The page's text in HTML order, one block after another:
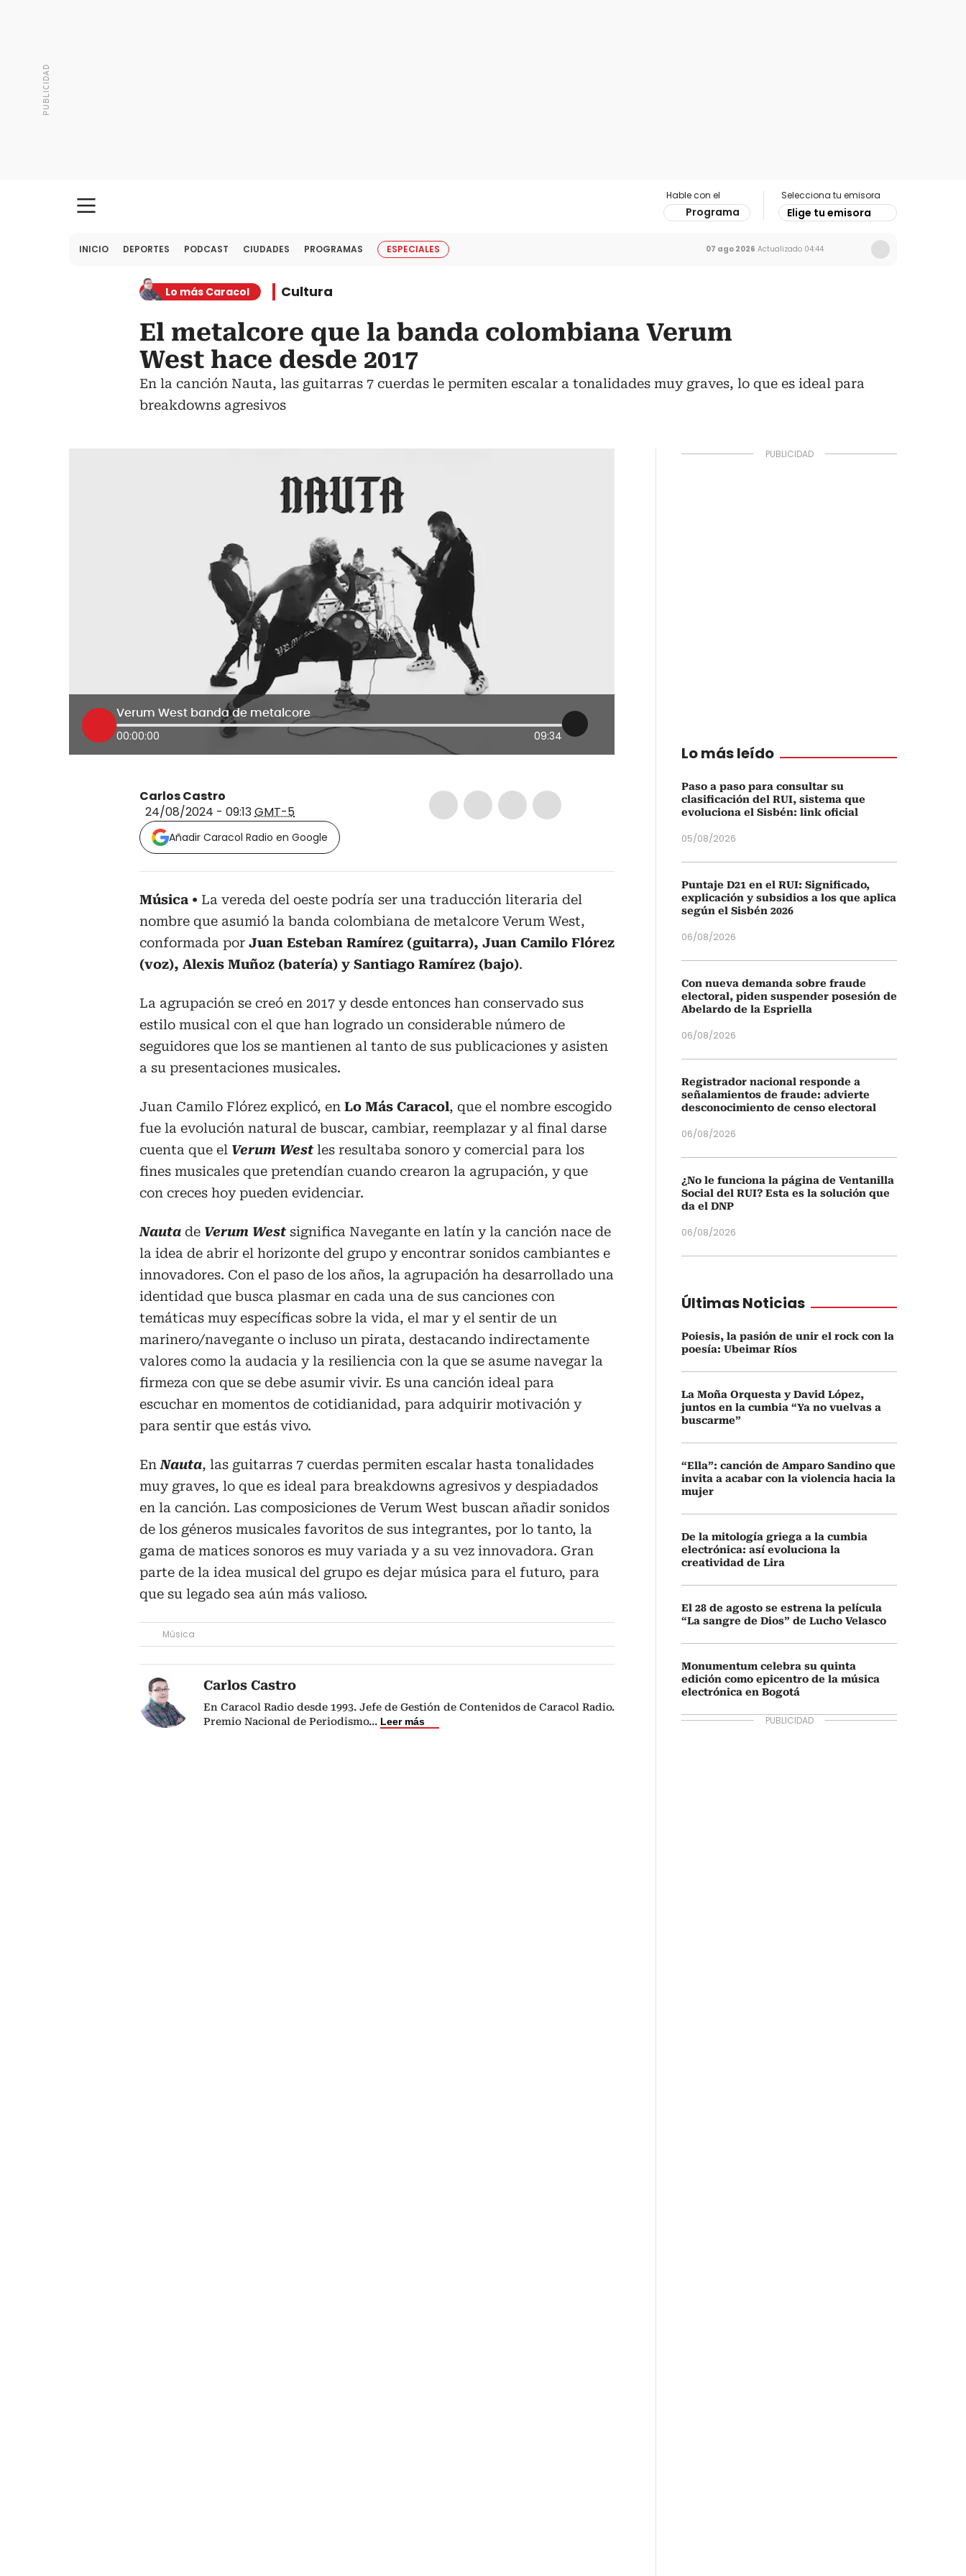
Hable con el
Programa
Selecciona tu emisora
Elige tu emisora
INICIO DEPORTES PODCAST CIUDADES PROGRAMAS ESPECIALES 07 ago 2026 Actualizado 04:44
Lo más Caracol Cultura
El metalcore que la banda colombiana Verum
West hace desde 2017
En la canción Nauta, las guitarras 7 cuerdas le permiten escalar a tonalidades muy graves, lo que es ideal para
breakdowns agresivos
Verum West banda de metalcore
00:00:00 09:34
Carlos Castro
24/08/2024 - 09:13GMT-5
Añadir Caracol Radio en Google
Música
La vereda del oeste podría ser una traducción literaria del
nombre que asumió la banda colombiana de metalcore Verum West,
conformada por Juan Esteban Ramírez (guitarra), Juan Camilo Flórez
(voz), Alexis Muñoz (batería) y Santiago Ramírez (bajo).
La agrupación se creó en 2017 y desde entonces han conservado sus
estilo musical con el que han logrado un considerable número de
seguidores que los se mantienen al tanto de sus publicaciones y asisten
a su presentaciones musicales.
Juan Camilo Flórez explicó, en Lo Más Caracol, que el nombre escogido
fue la evolución natural de buscar, cambiar, reemplazar y al final darse
cuenta que el Verum Westles resultaba sonoro y comercial para los
fines musicales que pretendían cuando crearon la agrupación, y que
con creces hoy pueden evidenciar.
Nauta de Verum Westsignifica Navegante en latín y la canción nace de
la idea de abrir el horizonte del grupo y encontrar sonidos cambiantes e
innovadores. Con el paso de los años, la agrupación ha desarrollado una
identidad que busca plasmar en cada una de sus canciones con
temáticas muy específicas sobre la vida, el mar y el sentir de un
marinero/navegante o incluso un pirata, destacando indirectamente
valores como la audacia y la resiliencia con la que se asume navegar la
firmeza con que se debe asumir vivir. Es una canción ideal para
escuchar en momentos de cotidianidad, para adquirir motivación y
para sentir que estás vivo.
EnNauta, las guitarras 7 cuerdas permiten escalar hasta tonalidades
muy graves, lo que es ideal para breakdowns agresivos y despiadados
en la canción. Las composiciones de Verum West buscan añadir sonidos
de los géneros musicales favoritos de sus integrantes, por lo tanto, la
gama de matices sonoros es muy variada y a su vez innovadora. Gran
parte de la idea musical del grupo es dejar música para el futuro, para
que su legado sea aún más valioso.
Música
Carlos Castro
En Caracol Radio desde 1993. Jefe de Gestión de Contenidos de Caracol Radio.
Premio Nacional de Periodismo... Leer más
Lo más leído
Paso a paso para consultar su
clasificación del RUI, sistema que
evoluciona el Sisbén: link oficial
05/08/2026
Puntaje D21 en el RUI: Significado,
explicación y subsidios a los que aplica
según el Sisbén 2026
06/08/2026
Con nueva demanda sobre fraude
electoral, piden suspender posesión de
Abelardo de la Espriella
06/08/2026
Registrador nacional responde a
señalamientos de fraude: advierte
desconocimiento de censo electoral
06/08/2026
¿No le funciona la página de Ventanilla
Social del RUI? Esta es la solución que
da el DNP
06/08/2026
Últimas Noticias
Poiesis, la pasión de unir el rock con la
poesía: Ubeimar Ríos
La Moña Orquesta y David López,
juntos en la cumbia “Ya no vuelvas a
buscarme”
“Ella”: canción de Amparo Sandino que
invita a acabar con la violencia hacia la
mujer
De la mitología griega a la cumbia
electrónica: así evoluciona la
creatividad de Lira
El 28 de agosto se estrena la película
“La sangre de Dios” de Lucho Velasco
Monumentum celebra su quinta
edición como epicentro de la música
electrónica en Bogotá